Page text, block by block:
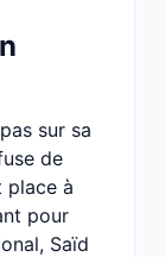
sur sa
de
place à
pour
Saïd